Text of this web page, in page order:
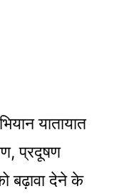
यातायात
प्रदूषण
बढ़ावा देने के